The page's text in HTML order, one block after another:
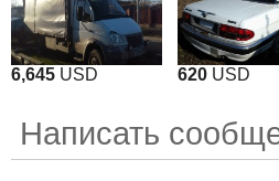
6,645 USD 620 USD
Написать